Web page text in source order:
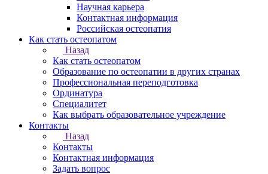
Научная карьера
Контактная информация
Российская остеопатия
Как стать остеопатом
Назад
Как стать остеопатом
Образование по остеопатии в других странах
Профессиональная переподготовка
Ординатура
Специалитет
Как выбрать образовательное учреждение
Контакты
Назад
Контакты
Контактная информация
Задать вопрос